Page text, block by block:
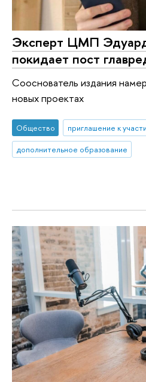
Эксперт ЦМП
покидает пост
Сооснователь издания
новых проектах
Общество
приглашение к
дополнительное образование